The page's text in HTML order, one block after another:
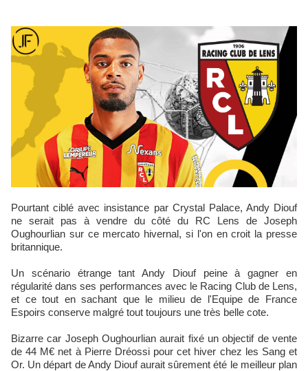
Pourtant ciblé avec insistance par Crystal Palace, Andy Diouf
ne serait pas à vendre du côté du RC Lens de Joseph
Oughourlian sur ce mercato hivernal, si l'on en croit la presse
britannique.
Un scénario étrange tant Andy Diouf peine à gagner en
régularité dans ses performances avec le Racing Club de Lens,
et ce tout en sachant que le milieu de l'Equipe de France
Espoirs conserve malgré tout toujours une très belle cote.
Bizarre car Joseph Oughourlian aurait fixé un objectif de vente
de 44 M€ net à Pierre Dréossi pour cet hiver chez les Sang et
Or. Un départ de Andy Diouf aurait sûrement été le meilleur plan